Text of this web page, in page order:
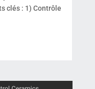
clés : 1) Contrôle